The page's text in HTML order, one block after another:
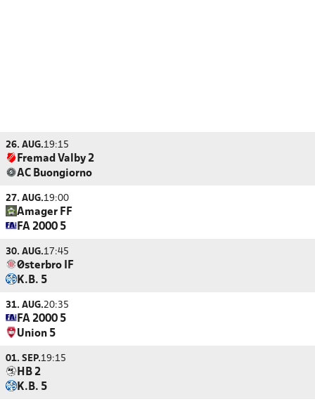
26. AUG.19:15
Fremad Valby 2
AC Buongiorno
27. AUG.19:00
Amager FF
FA 2000 5
30. AUG.17:45
Østerbro IF
K.B. 5
31. AUG.20:35
FA 2000 5
Union 5
01. SEP.19:15
HB 2
K.B. 5